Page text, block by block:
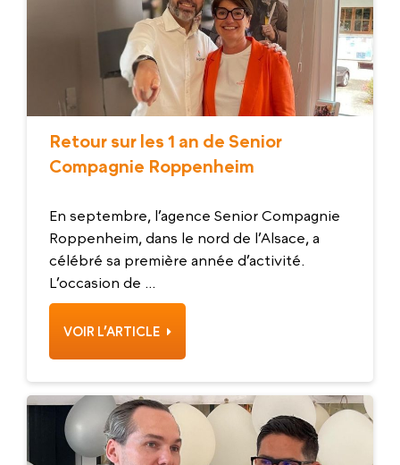
Retour sur les 1 an de Senior
Compagnie Roppenheim
En septembre, l’agence Senior Compagnie
Roppenheim, dans le nord de l’Alsace, a
célébré sa première année d’activité.
L’occasion de ...
VOIR L’ARTICLE